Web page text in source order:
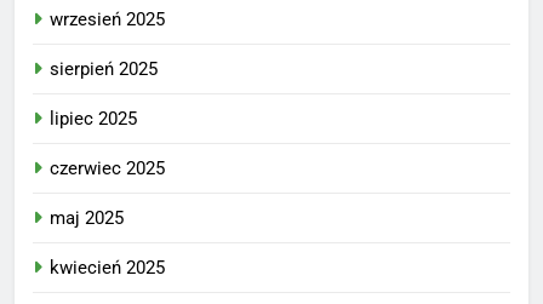
wrzesień 2025
sierpień 2025
lipiec 2025
czerwiec 2025
maj 2025
kwiecień 2025